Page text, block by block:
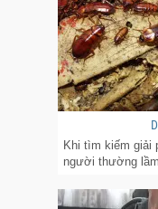
Khi tìm kiếm giải
người thường